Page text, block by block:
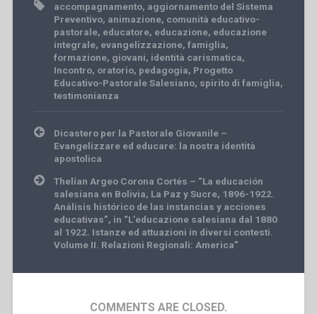
accompagnamento, aggiornamento del Sistema
Preventivo, animazione, comunità educativo-
pastorale, educatore, educazione, educazione
integrale, evangelizzazione, famiglia,
formazione, giovani, identità carismatica,
Incontro, oratorio, pedagogia, Progetto
Educativo-Pastorale Salesiano, spirito di famiglia,
testimonianza
Post
navigation
Dicastero per la Pastorale Giovanile –
Evangelizzare ed educare: la nostra identità
apostolica
Thelían Argeo Corona Cortés – “La educación
salesiana en Bolivia, La Paz y Sucre, 1896-1922.
Análisis histórico de las instancias y acciones
educativas”, in “L’educazione salesiana dal 1880
al 1922. Istanze ed attuazioni in diversi contesti.
Volume II. Relazioni Regionali: America”
COMMENTS ARE CLOSED.